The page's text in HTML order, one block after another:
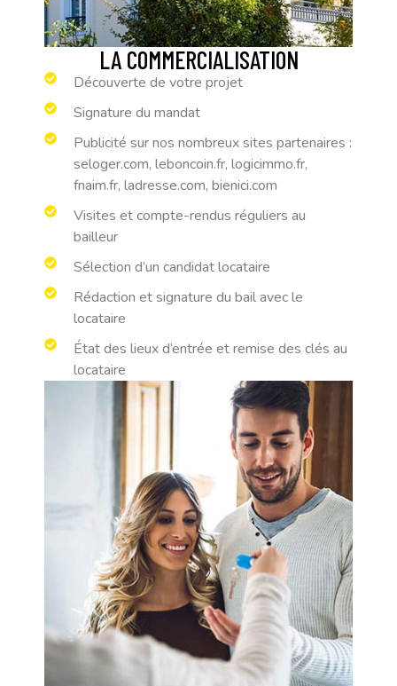
LA COMMERCIALISATION
Découverte de votre projet
Signature du mandat
Publicité sur nos nombreux sites partenaires :
seloger.com, leboncoin.fr, logicimmo.fr,
fnaim.fr, ladresse.com, bienici.com
Visites et compte-rendus réguliers au
bailleur
Sélection d’un candidat locataire
Rédaction et signature du bail avec le
locataire
État des lieux d’entrée et remise des clés au
locataire